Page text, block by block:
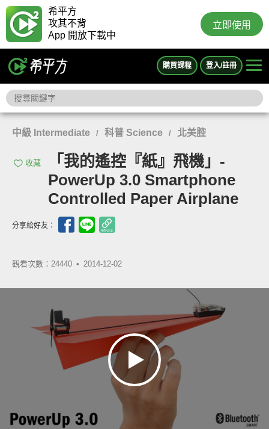
希平方
攻其不背
App 開放下載中
立即使用
購買課程 登入/註冊
中級 Intermediate / 科普 Science / 北美腔
收藏
「我的遙控『紙』飛機」-
PowerUp 3.0 Smartphone
Controlled Paper Airplane
分享給好友：
觀看次數：24440 • 2014-12-02